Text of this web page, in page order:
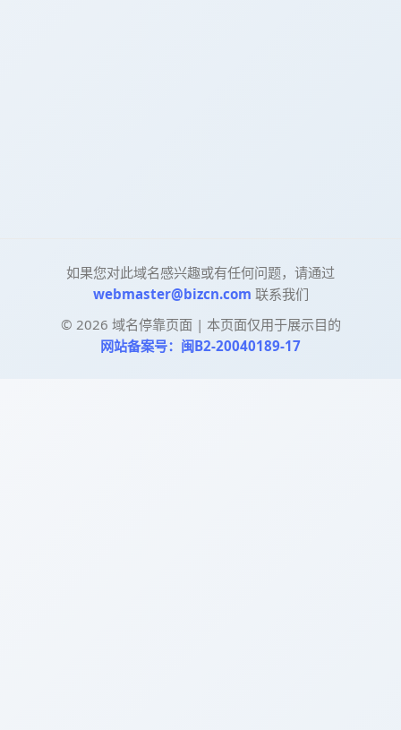
如果您对此域名感兴趣或有任何问题，请通过
webmaster@bizcn.com 联系我们
© 2026 域名停靠页面 | 本页面仅用于展示目的
网站备案号：闽B2-20040189-17